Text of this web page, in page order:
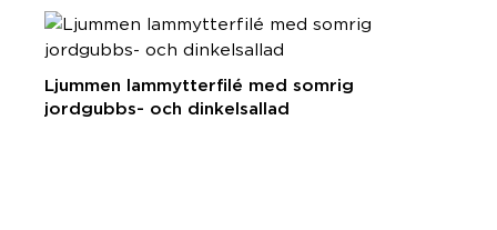
Ljummen lammytterfilé med somrig
jordgubbs- och dinkelsallad